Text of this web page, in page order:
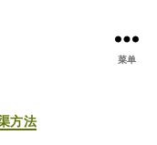
菜单
方法